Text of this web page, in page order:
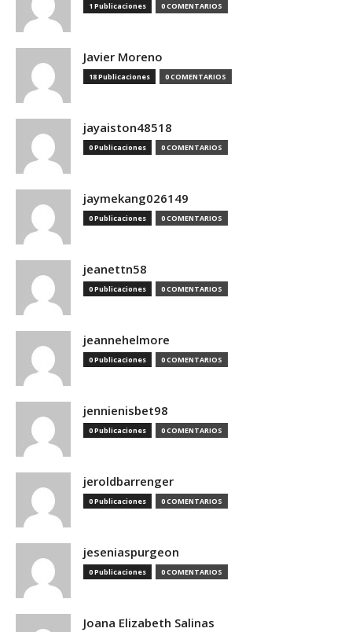
1 Publicaciones 0 COMENTARIOS
Javier Moreno
18 Publicaciones 0 COMENTARIOS
jayaiston48518
0 Publicaciones 0 COMENTARIOS
jaymekang026149
0 Publicaciones 0 COMENTARIOS
jeanettn58
0 Publicaciones 0 COMENTARIOS
jeannehelmore
0 Publicaciones 0 COMENTARIOS
jennienisbet98
0 Publicaciones 0 COMENTARIOS
jeroldbarrenger
0 Publicaciones 0 COMENTARIOS
jeseniaspurgeon
0 Publicaciones 0 COMENTARIOS
Joana Elizabeth Salinas